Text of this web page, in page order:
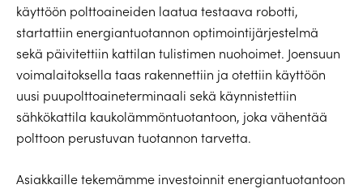
käyttöön polttoaineiden laatua testaava robotti,
startattiin energiantuotannon optimointijärjestelmä
sekä päivitettiin kattilan tulistimen nuohoimet. Joensuun
voimalaitoksella taas rakennettiin ja otettiin käyttöön
uusi puupolttoaineterminaali sekä käynnistettiin
sähkökattila kaukolämmöntuotantoon, joka vähentää
polttoon perustuvan tuotannon tarvetta.
Asiakkaille tekemämme investoinnit energiantuotantoon